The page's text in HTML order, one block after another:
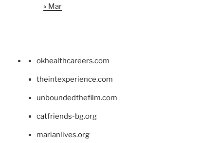
« Mar
okhealthcareers.com
theintexperience.com
unboundedthefilm.com
catfriends-bg.org
marianlives.org